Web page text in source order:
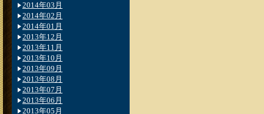
2014年03月
2014年02月
2014年01月
2013年12月
2013年11月
2013年10月
2013年09月
2013年08月
2013年07月
2013年06月
2013年05月